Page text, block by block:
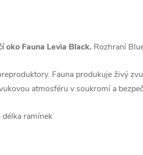
oko Fauna Levia Black. Rozhraní
Fauna produkuje živý
atmosféru v soukromí a
ramínek